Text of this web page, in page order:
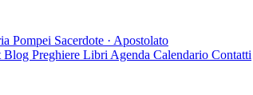
Pompei Sacerdote · Apostolato
Blog Preghiere Libri Agenda Calendario Contatti